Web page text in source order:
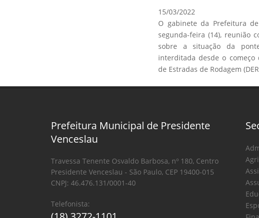
15/03/2022
O gabinete da Prefeitura
segunda-feira (14), reunião
sobre a situação da
interditada desde o
de Estradas de Rodagem
Prefeitura Municipal de Presidente
Venceslau
Travessa Tenente Osvaldo Barbosa, nº 180, Centro
Presidente Venceslau - São Paulo, CEP 19400-015
CNPJ: 46.476.131/0001-40
Telefonista: